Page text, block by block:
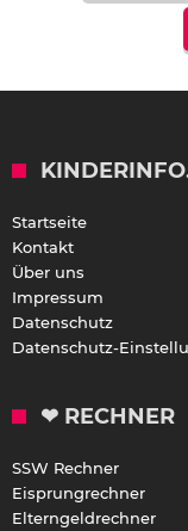
Startseite
Kontakt
Über uns
Impressum
Datenschutz
Datenschutz-
❤ RECHNER
SSW Rechner
Eisprungrechner
Elterngeldrechner